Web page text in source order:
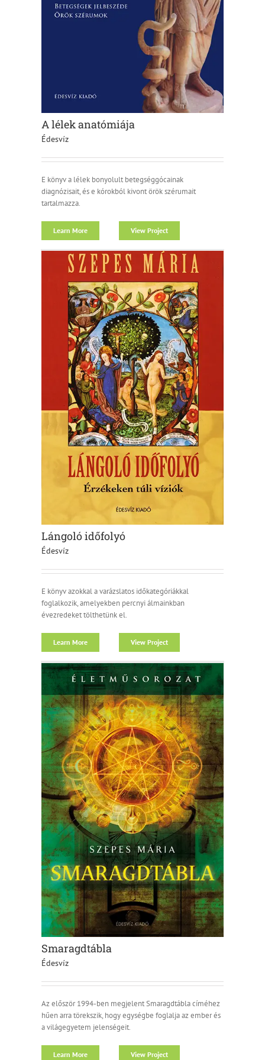
A lélek anatómiája
Édesvíz
E könyv a lélek bonyolult betegséggócainak
diagnózisait, és e kórokból kivont örök szérumait
tartalmazza.
Learn More View Project
Lángoló időfolyó
Édesvíz
E könyv azokkal a varázslatos időkategóriákkal
foglalkozik, amelyekben percnyi álmainkban
évezredeket tölthetünk el.
Learn More View Project
Smaragdtábla
Édesvíz
Az először 1994-ben megjelent Smaragdtábla címéhez
hűen arra törekszik, hogy egységbe foglalja az ember és
a világegyetem jelenségeit.
Learn More View Project